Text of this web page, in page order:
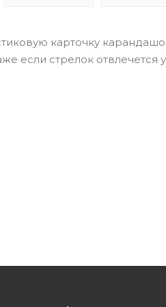
карточку
если стрелок отвлечется